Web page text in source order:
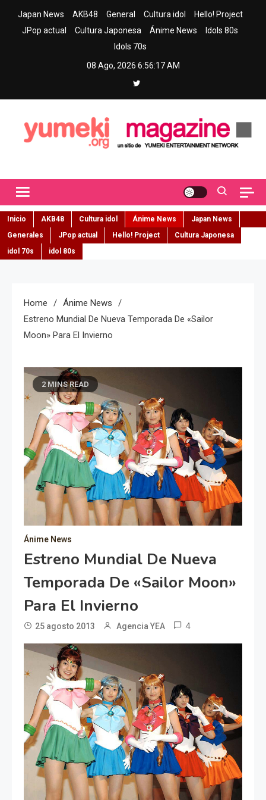
Japan News AKB48 General Cultura idol
Hello! Project
JPop actual
Cultura Japonesa Ánime News
Idols 80s
Idols 70s
08 Ago, 2026 6:56:19 AM
Inicio AKB48 Cultura idol Ánime News
Japan News
Generales
JPop actual Hello! Project
Cultura Japonesa
idol 70s
idol 80s
Home
Ánime News
Estreno Mundial De Nueva Temporada De «Sailor
Moon» Para El Invierno
2 MINS READ
Ánime News
Estreno Mundial De Nueva
Temporada De «Sailor Moon»
Para El Invierno
25 agosto 2013 Agencia YEA 4